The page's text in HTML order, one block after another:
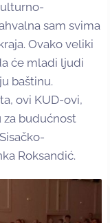
sam svima
Ovako veliki
će mladi ljudi
baštinu.
ovi KUD-ovi,
za budućnost
Roksandić.